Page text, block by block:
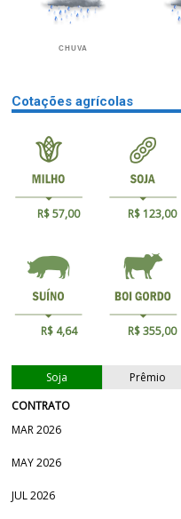
CHUVA
Cotações agrícolas
R$ 57,00 R$ 123,00
R$ 4,64 R$ 355,00
Soja Prêmio
CONTRATO
MAR 2026
MAY 2026
JUL 2026